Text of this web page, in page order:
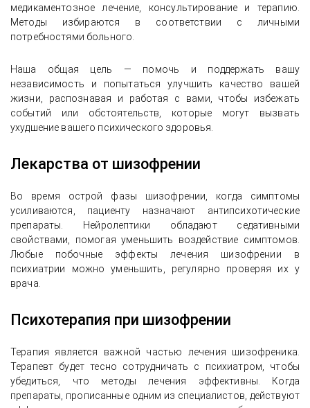
медикаментозное лечение, консультирование и терапию.
Методы избираются в соответствии с личными
потребностями больного.
Наша общая цель — помочь и поддержать вашу
независимость и попытаться улучшить качество вашей
жизни, распознавая и работая с вами, чтобы избежать
событий или обстоятельств, которые могут вызвать
ухудшение вашего психического здоровья.
Лекарства от шизофрении
Во время острой фазы шизофрении, когда симптомы
усиливаются, пациенту назначают антипсихотические
препараты. Нейролептики обладают седативными
свойствами, помогая уменьшить воздействие симптомов.
Любые побочные эффекты лечения шизофрении в
психиатрии можно уменьшить, регулярно проверяя их у
врача.
Психотерапия при шизофрении
Терапия является важной частью лечения шизофреника.
Терапевт будет тесно сотрудничать с психиатром, чтобы
убедиться, что методы лечения эффективны. Когда
препараты, прописанные одним из специалистов, действуют